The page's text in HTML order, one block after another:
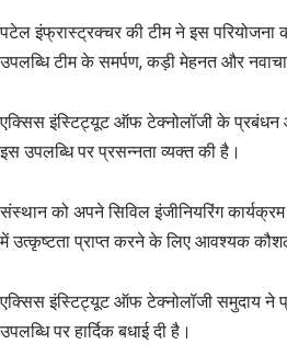
पटेल इंफ्रास्ट्रक्चर की टीम ने इस परियोजना
उपलब्धि टीम के समर्पण, कड़ी मेहनत और
एक्सिस इंस्टिट्यूट ऑफ टेक्नोलॉजी के प्रबंधन
इस उपलब्धि पर प्रसन्नता व्यक्त की है।
संस्थान को अपने सिविल इंजीनियरिंग कार्यक्रम
में उत्कृष्टता प्राप्त करने के लिए आवश्यक
एक्सिस इंस्टिट्यूट ऑफ टेक्नोलॉजी समुदाय ने
उपलब्धि पर हार्दिक बधाई दी है।